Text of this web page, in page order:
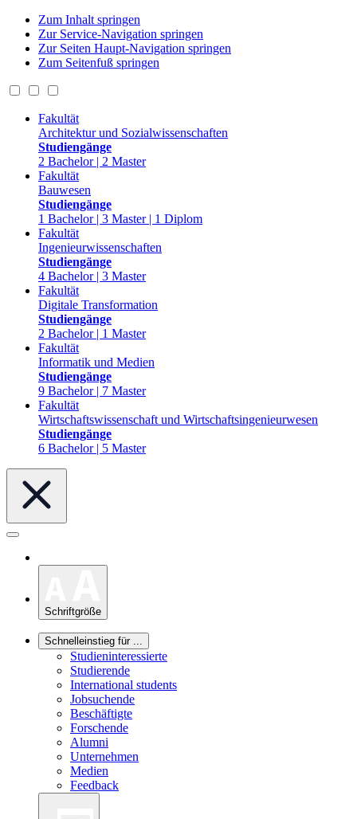
Zum Inhalt springen
Zur Service-Navigation springen
Zur Seiten Haupt-Navigation springen
Zum Seitenfuß springen
Fakultät
Architektur und Sozialwissenschaften
Studiengänge
2 Bachelor | 2 Master
Fakultät
Bauwesen
Studiengänge
1 Bachelor | 3 Master | 1 Diplom
Fakultät
Ingenieurwissenschaften
Studiengänge
4 Bachelor | 3 Master
Fakultät
Digitale Transformation
Studiengänge
2 Bachelor | 1 Master
Fakultät
Informatik und Medien
Studiengänge
9 Bachelor | 7 Master
Fakultät
Wirtschaftswissenschaft und Wirtschaftsingenieurwesen
Studiengänge
6 Bachelor | 5 Master
Schriftgröße
Schnelleinstieg für ...
Studieninteressierte
Studierende
International students
Jobsuchende
Beschäftigte
Forschende
Alumni
Unternehmen
Medien
Feedback